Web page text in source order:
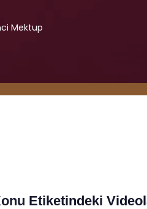
Mektup
Etiketindeki